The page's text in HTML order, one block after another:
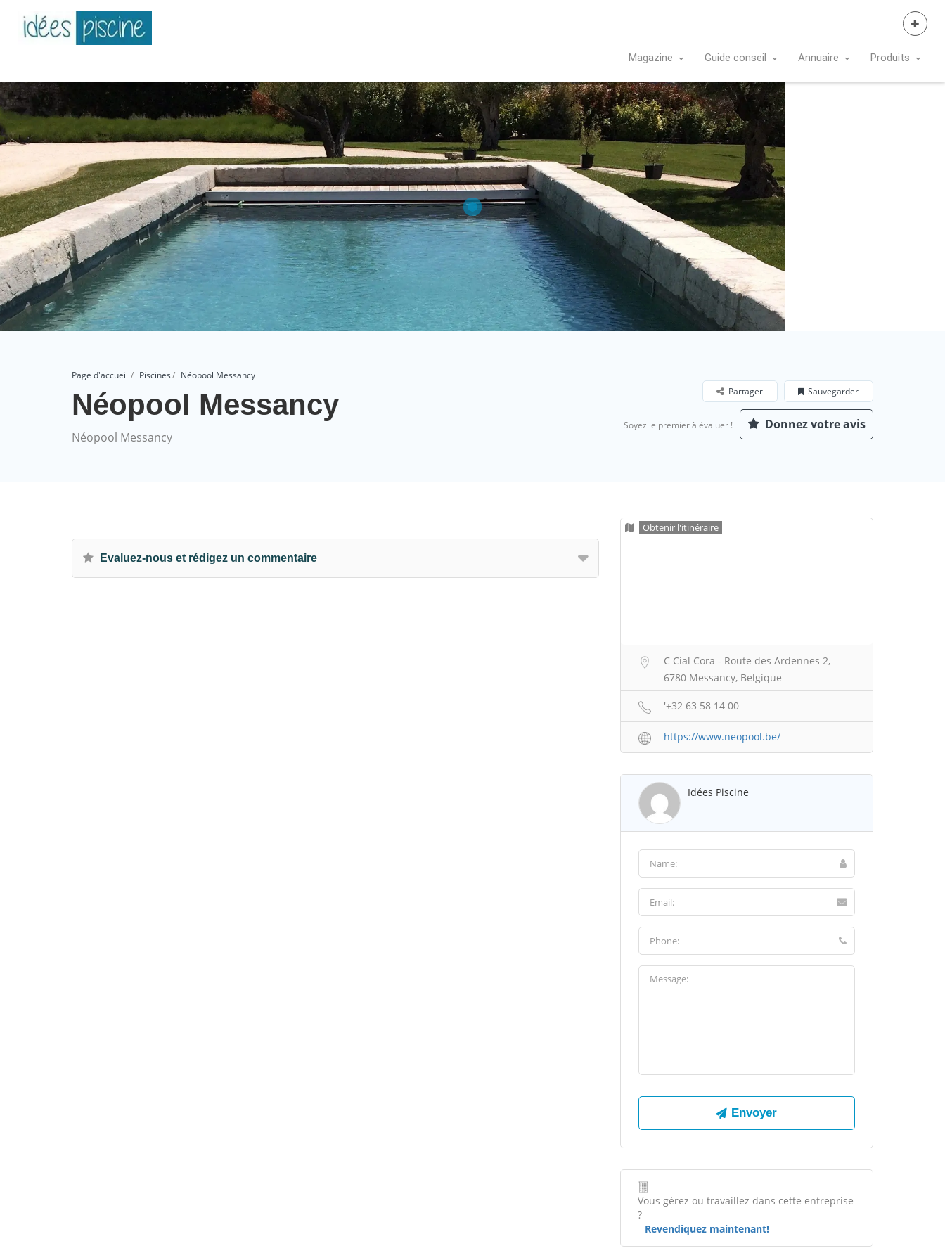
Magazine Guide conseil Annuaire Produits
Page d'accueil Piscines Néopool Messancy
Néopool Messancy
Néopool Messancy
Sauvegarder
Partager
Soyez le premier à évaluer ! Donnez votre avis
Evaluez-nous et rédigez un commentaire
Obtenir l'itinéraire
C Cial Cora - Route des Ardennes 2,
6780 Messancy, Belgique
'+32 63 58 14 00
https://www.neopool.be/
Idées Piscine
Vous gérez ou travaillez dans cette entreprise
?
Revendiquez maintenant!